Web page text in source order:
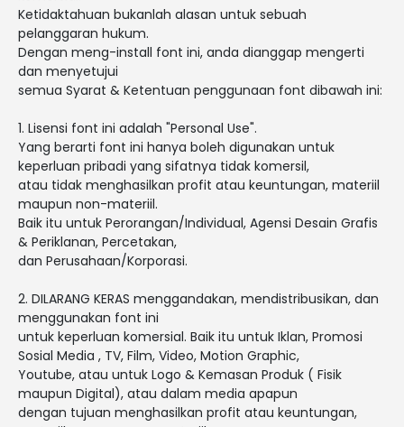
Ketidaktahuan bukanlah alasan untuk sebuah
pelanggaran hukum.
Dengan meng-install font ini, anda dianggap mengerti
dan menyetujui
semua Syarat & Ketentuan penggunaan font dibawah ini:
1. Lisensi font ini adalah "Personal Use".
Yang berarti font ini hanya boleh digunakan untuk
keperluan pribadi yang sifatnya tidak komersil,
atau tidak menghasilkan profit atau keuntungan, materiil
maupun non-materiil.
Baik itu untuk Perorangan/Individual, Agensi Desain Grafis
& Periklanan, Percetakan,
dan Perusahaan/Korporasi.
2. DILARANG KERAS menggandakan, mendistribusikan, dan
menggunakan font ini
untuk keperluan komersial. Baik itu untuk Iklan, Promosi
Sosial Media , TV, Film, Video, Motion Graphic,
Youtube, atau untuk Logo & Kemasan Produk ( Fisik
maupun Digital), atau dalam media apapun
dengan tujuan menghasilkan profit atau keuntungan,